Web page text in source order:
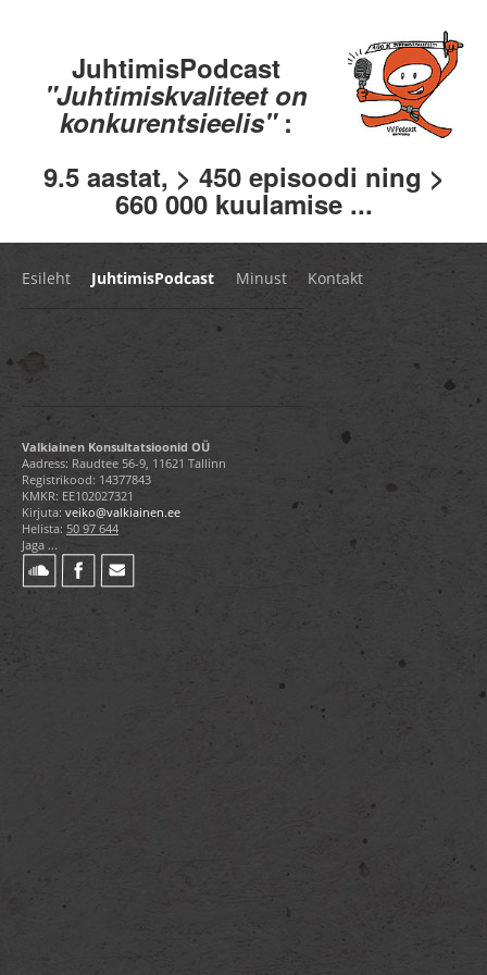
JuhtimisPodcast
"Juhtimiskvaliteet on
konkurentsieelis" :
9.5 aastat, > 450 episoodi ning >
660 000 kuulamise ...
Esileht JuhtimisPodcast Minust Kontakt
Valkiainen Konsultatsioonid OÜ
Aadress: Raudtee 56-9, 11621 Tallinn
Registrikood: 14377843
KMKR: EE102027321
Kirjuta: veiko@valkiainen.ee
Helista: 50 97 644
Jaga ...